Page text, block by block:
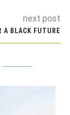
next post
A BLACK FUTURE